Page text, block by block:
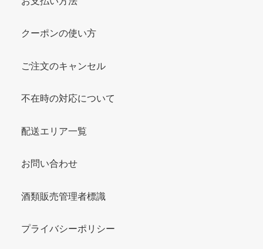
クーポンの使い方
ご注文のキャンセル
不在時の対応について
配送エリア一覧
お問い合わせ
酒類販売管理者標識
プライバシーポリシー